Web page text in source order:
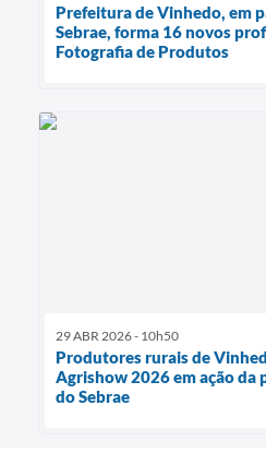
Prefeitura de Vinhedo, em
Sebrae, forma 16 novos
Fotografia de Produtos
29 ABR 2026 - 10h50
Produtores rurais de
Agrishow 2026 em ação da
do Sebrae